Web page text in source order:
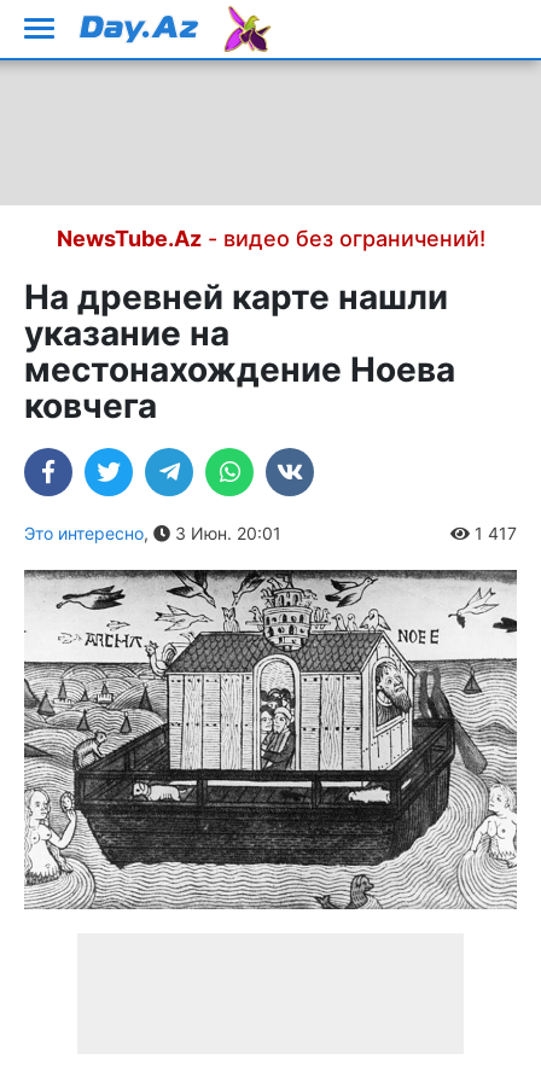
NewsTube.Az- видео без ограничений!
На древней карте нашли
указание на
местонахождение Ноева
ковчега
Это интересно, 3 Июн. 20:01 1 417